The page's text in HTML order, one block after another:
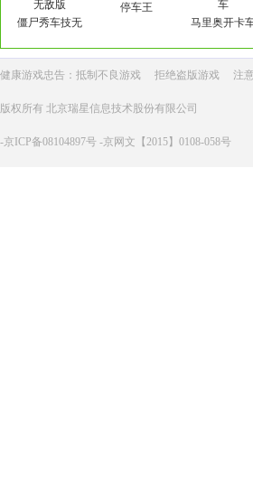
僵尸秀车技无
停车王
马里奥开卡
健康游戏忠告：抵制不良游戏 拒绝盗版游戏 注
版权所有 北京瑞星信息技术股份有限公司
-京ICP备08104897号 -京网文【2015】0108-058号